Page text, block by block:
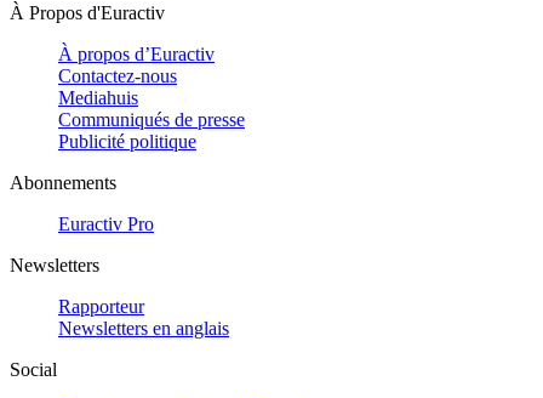
À Propos d'Euractiv
À propos d’Euractiv
Contactez-nous
Mediahuis
Communiqués de presse
Publicité politique
Abonnements
Euractiv Pro
Newsletters
Rapporteur
Newsletters en anglais
Social